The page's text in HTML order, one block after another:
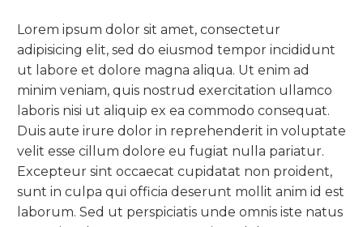
Lorem ipsum dolor sit amet, consectetur
adipisicing elit, sed do eiusmod tempor incididunt
ut labore et dolore magna aliqua. Ut enim ad
minim veniam, quis nostrud exercitation ullamco
laboris nisi ut aliquip ex ea commodo consequat.
Duis aute irure dolor in reprehenderit in voluptate
velit esse cillum dolore eu fugiat nulla pariatur.
Excepteur sint occaecat cupidatat non proident,
sunt in culpa qui officia deserunt mollit anim id est
laborum. Sed ut perspiciatis unde omnis iste natus